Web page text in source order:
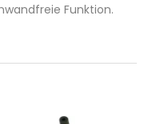
Funktion.